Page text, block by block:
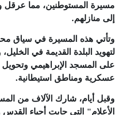
مسيرة المستوطنين، مما عرقل
إلى منازلهم.
وتأتي هذه المسيرة في سياق
لتهويد البلدة القديمة في
على المسجد الإبراهيمي
عسكرية ومناطق استيطانية.
وقبل أيام، شارك الآلاف من
الأعلام" التي جابت أحياء القدس